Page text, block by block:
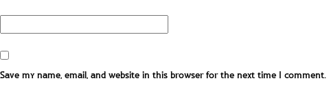
Save my name, email, and website in this browser for the next time I comment.